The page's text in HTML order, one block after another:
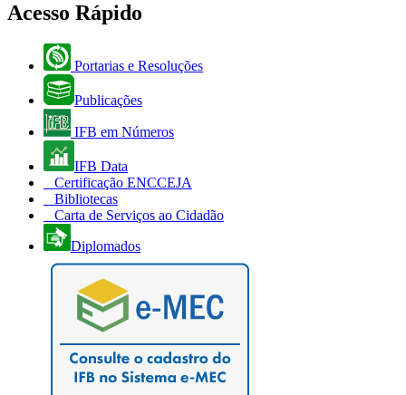
Acesso Rápido
Portarias e Resoluções
Publicações
IFB em Números
IFB Data
Certificação ENCCEJA
Bibliotecas
Carta de Serviços ao Cidadão
Diplomados